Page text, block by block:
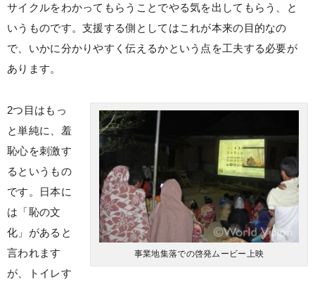
サイクルをわかってもらうことでやる気を出してもらう、と
いうものです。支援する側としてはこれが本来の目的なの
で、いかに分かりやすく伝えるかという点を工夫する必要が
あります。
事業地集落での啓発ムービー上映
2つ目はもっ
と単純に、羞
恥心を刺激す
るというもの
です。日本に
は「恥の文
化」があると
言われます
が、トイレす